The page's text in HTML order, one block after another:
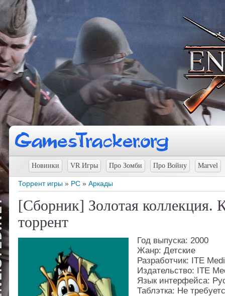
Новинки VR Игры Про Зомби Про Войну Marvel
Торрент игры » PC » Аркады
[Сборник] Золотая коллекция.
торрент
Год выпуска: 2000
Жанр: Детские
Разработчик: ITE
Издательство: ITE
Язык интерфейса:
Таблэтка: Не